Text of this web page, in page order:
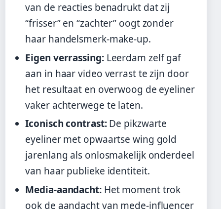
van de reacties benadrukt dat zij
“frisser” en “zachter” oogt zonder
haar handelsmerk-make-up.
Eigen verrassing:Leerdam zelf gaf
aan in haar video verrast te zijn door
het resultaat en overwoog de eyeliner
vaker achterwege te laten.
Iconisch contrast:De pikzwarte
eyeliner met opwaartse wing gold
jarenlang als onlosmakelijk onderdeel
van haar publieke identiteit.
Media-aandacht:Het moment trok
ook de aandacht van mede-influencer